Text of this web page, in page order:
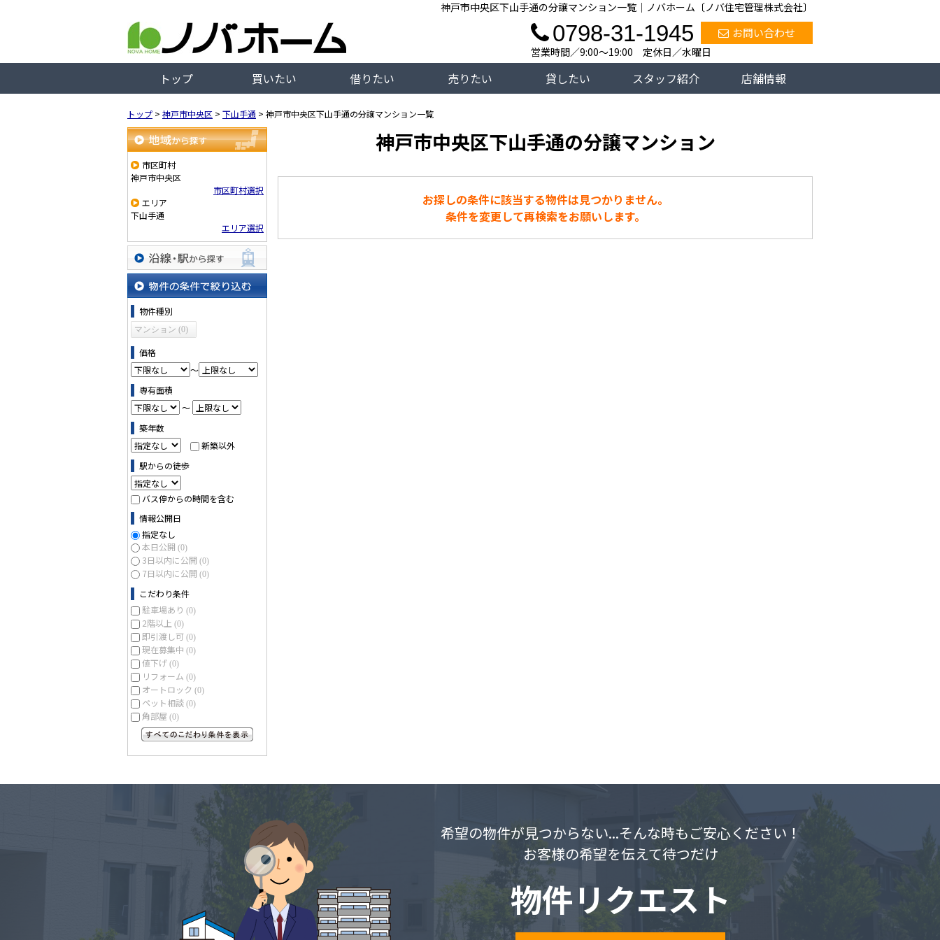
神戸市中央区下山手通の分譲マンション一覧｜ノバホーム〔ノバ住宅管理株式会社〕
お問い合わせ
0798-31-1945
営業時間／9:00～19:00 定休日／水曜日
トップ 買いたい 借りたい 売りたい 貸したい スタッフ紹介 店舗情報
トップ > 神戸市中央区 > 下山手通 > 神戸市中央区下山手通の分譲マンション一覧
地域から探す
市区町村
神戸市中央区
市区町村選択
エリア
下山手通
エリア選択
沿線・駅から探す
物件の条件で絞り込む
物件種別
マンション (0)
価格
～
専有面積
～
築年数
新築以外
駅からの徒歩
バス停からの時間を含む
情報公開日
指定なし
本日公開 (0)
3日以内に公開 (0)
7日以内に公開 (0)
こだわり条件
駐車場あり (0)
2階以上 (0)
即引渡し可 (0)
現在募集中 (0)
値下げ (0)
リフォーム (0)
オートロック (0)
ペット相談 (0)
角部屋 (0)
神戸市中央区下山手通の分譲マンション
お探しの条件に該当する物件は見つかりません。
条件を変更して再検索をお願いします。
希望の物件が見つからない...そんな時もご安心ください！
お客様の希望を伝えて待つだけ
物件リクエスト